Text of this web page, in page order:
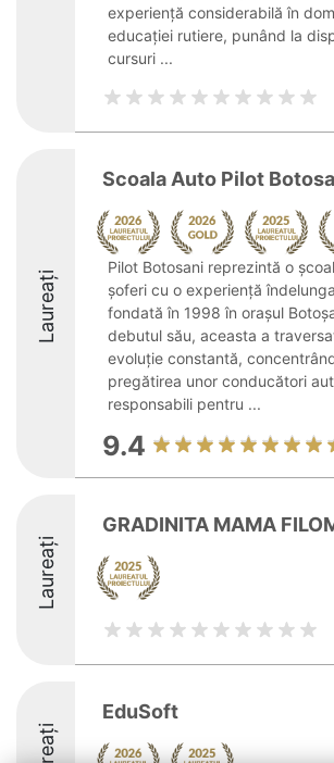
experiență considerabilă în
educației rutiere, punând la
cursuri ...
Laureați
Scoala Auto Pilot
Pilot Botosani reprezintă o
șoferi cu o experiență
fondată în 1998 în orașul
debutul său, aceasta a
evoluție constantă,
pregătirea unor conducători
responsabili pentru ...
9.4
Laureați
GRADINITA MAMA
EduSoft